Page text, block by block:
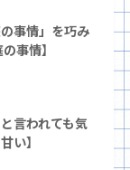
事情」を巧み
事情】
言われても気
い】